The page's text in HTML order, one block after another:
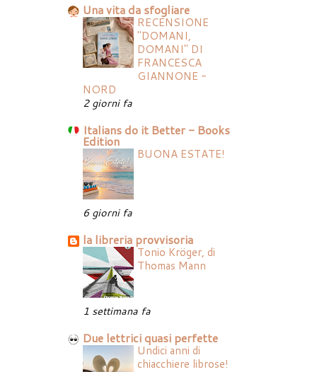
Una vita da sfogliare
RECENSIONE
"DOMANI,
DOMANI" DI
FRANCESCA
GIANNONE -
NORD
2 giorni fa
Italians do it Better - Books
Edition
BUONA ESTATE!
6 giorni fa
la libreria provvisoria
Tonio Kröger, di
Thomas Mann
1 settimana fa
Due lettrici quasi perfette
Undici anni di
chiacchiere librose!